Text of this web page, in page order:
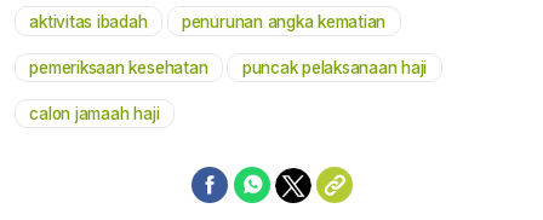
aktivitas ibadah penurunan angka kematian
pemeriksaan kesehatan puncak pelaksanaan haji
calon jamaah haji